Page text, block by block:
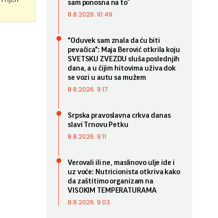
sam ponosna na to“
8.8.2026. 10:49
"Oduvek sam znala da ću biti
pevačica": Maja Berović otkrila koju
SVETSKU ZVEZDU sluša poslednjih
dana, a u čijim hitovima uživa dok
se vozi u autu sa mužem
8.8.2026. 9:17
Srpska pravoslavna crkva danas
slavi Trnovu Petku
8.8.2026. 9:11
Verovali ili ne, maslinovo ulje ide i
uz voće: Nutricionista otkriva kako
da zaštitimo organizam na
VISOKIM TEMPERATURAMA
8.8.2026. 9:03